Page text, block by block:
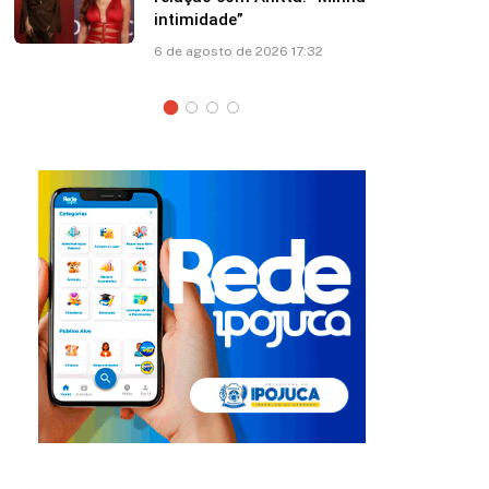
sobre asa de avião; veja vídeo
6 de agosto de 2026 13:03